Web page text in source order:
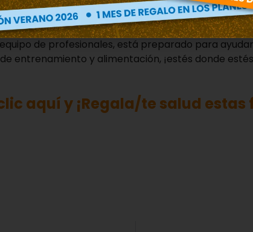
de profesionales, está preparado para
de entrenamiento y alimentación, ¡estés donde
aquí y ¡Regala/te salud estas